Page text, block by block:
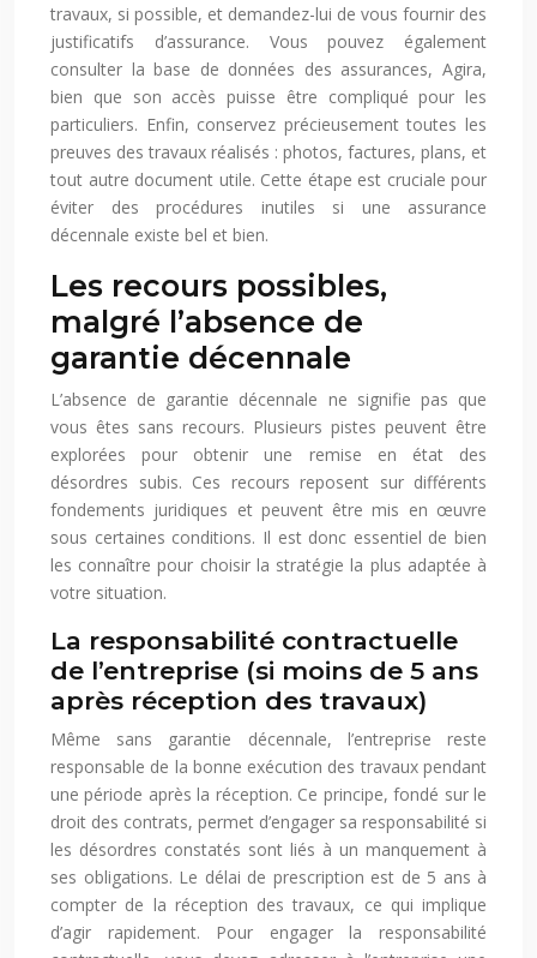
travaux, si possible, et demandez-lui de vous fournir des
justificatifs d’assurance. Vous pouvez également
consulter la base de données des assurances, Agira,
bien que son accès puisse être compliqué pour les
particuliers. Enfin, conservez précieusement toutes les
preuves des travaux réalisés : photos, factures, plans, et
tout autre document utile. Cette étape est cruciale pour
éviter des procédures inutiles si une assurance
décennale existe bel et bien.
Les recours possibles,
malgré l’absence de
garantie décennale
L’absence de garantie décennale ne signifie pas que
vous êtes sans recours. Plusieurs pistes peuvent être
explorées pour obtenir une remise en état des
désordres subis. Ces recours reposent sur différents
fondements juridiques et peuvent être mis en œuvre
sous certaines conditions. Il est donc essentiel de bien
les connaître pour choisir la stratégie la plus adaptée à
votre situation.
La responsabilité contractuelle
de l’entreprise (si moins de 5 ans
après réception des travaux)
Même sans garantie décennale, l’entreprise reste
responsable de la bonne exécution des travaux pendant
une période après la réception. Ce principe, fondé sur le
droit des contrats, permet d’engager sa responsabilité si
les désordres constatés sont liés à un manquement à
ses obligations. Le délai de prescription est de 5 ans à
compter de la réception des travaux, ce qui implique
d’agir rapidement. Pour engager la responsabilité